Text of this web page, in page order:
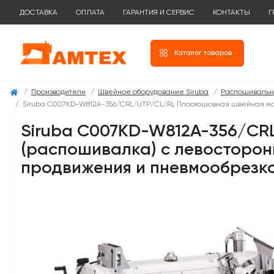
ДОСТАВКА ОПЛАТА ГАРАНТИЯ И СЕРВИС КОНТАКТЫ
Каталог товаров
Производители Швейное оборудование Siruba
Siruba C007KD-W812A-356/CRL/UTP/CL/RL Плоскошовная швейная
Siruba C007KD-W812A-356/
(распошивалка) с
продвижения и